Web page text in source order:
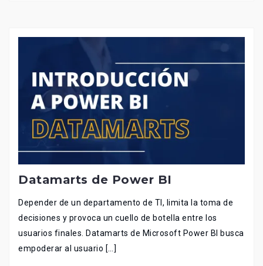
Datamarts de Power BI
Depender de un departamento de TI, limita la toma de
decisiones y provoca un cuello de botella entre los
usuarios finales. Datamarts de Microsoft Power BI busca
empoderar al usuario […]